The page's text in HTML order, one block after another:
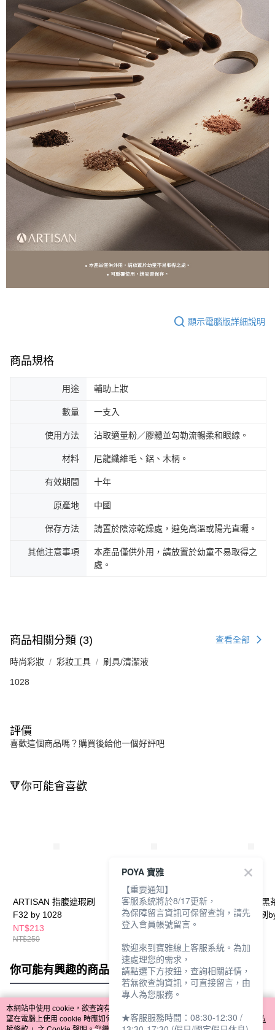
顯示電腦版詳細說明
商品規格
用途 輔助上妝
數量 一支入
使用方法 沾取適量粉／膠體並勾勒流暢柔和眼線。
材料 尼龍纖維毛、鋁、木柄。
有效期間 十年
原產地 中國
保存方法 請置於陰涼乾燥處，避免高溫或陽光直曬。
其他注意事項
本產品僅供外用，請放置於幼童不易取得之
處。
商品相關分類 (3) 查看全部
時尚彩妝 彩妝工具 刷具/清潔液
1028
評價
喜歡這個商品嗎？購買後給他一個好評吧
🔻你可能會喜歡
ARTISAN 指腹遮瑕刷
F32 by 1028
NT$213
NT$250
ARTISAN 擦擦遮瑕刷-
F30 by 1028
NT$213
ARTISAN可可黑
E22 眼尾暈染刷
你可能有興趣的商品 全站排行
熱門標籤
本網站中使用 cookie，欲查詢有關本網站使用 cookie 方式之詳情，及若您不希
望在電腦上使用 cookie 時應如何變更電腦的 cookie 設定，請參閱本網站「
隱私
POYA 寶雅
【重要通知】
客服系統將於8/17更新，
為保障留言資訊可保留查詢，請先
登入會員帳號留言。
歡迎來到寶雅線上客服系統。為加
速處理您的需求，
請點選下方按鈕，查詢相關詳情，
若無欲查詢資訊，可直接留言，由
專人為您服務。
★客服服務時間：08:30-12:30 /